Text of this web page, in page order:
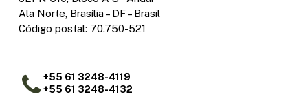
Ala Norte, Brasília – DF – Brasil
Código postal: 70.750-521
+55 61 3248-4119
+55 61 3248-4132